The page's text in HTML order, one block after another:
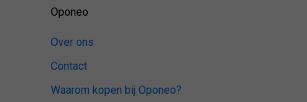
Oponeo
Over ons
Contact
Waarom kopen bij Oponeo?